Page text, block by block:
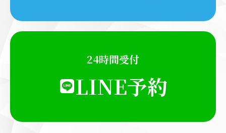
24時間受付
LINE予約